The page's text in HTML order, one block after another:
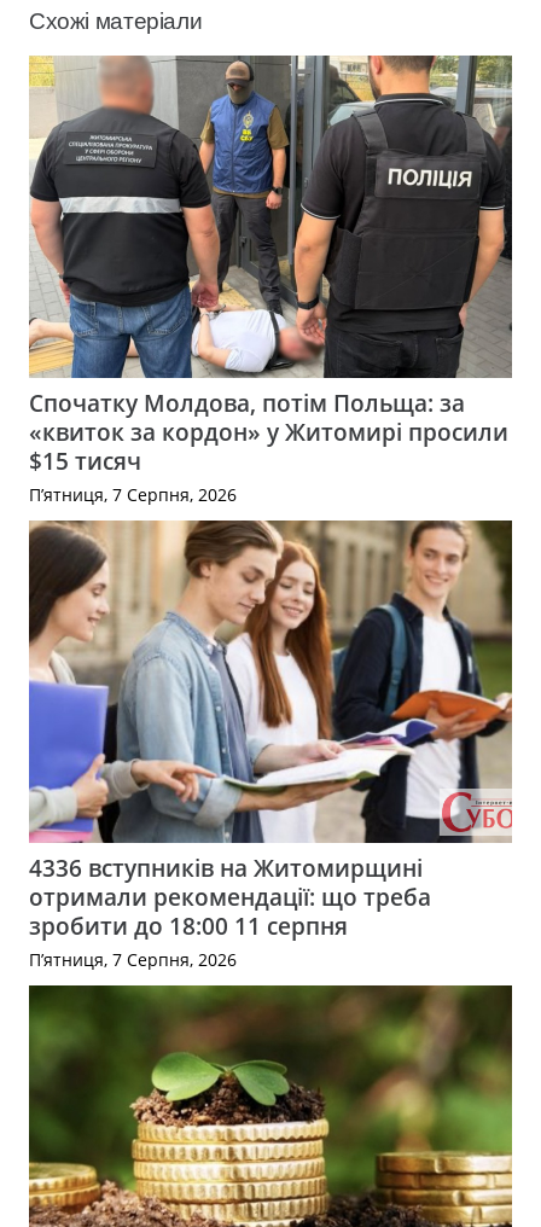
Схожі матеріали
Спочатку Молдова, потім Польща: за
«квиток за кордон» у Житомирі просили
$15 тисяч
П’ятниця, 7 Серпня, 2026
4336 вступників на Житомирщині
отримали рекомендації: що треба
зробити до 18:00 11 серпня
П’ятниця, 7 Серпня, 2026